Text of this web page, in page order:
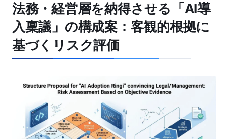
法務・経営層を納得させる「AI導
入稟議」の構成案：客観的根拠に
基づくリスク評価